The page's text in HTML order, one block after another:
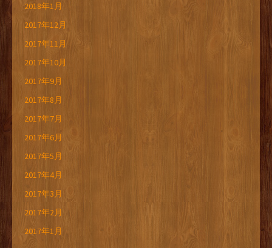
2018年1月
2017年12月
2017年11月
2017年10月
2017年9月
2017年8月
2017年7月
2017年6月
2017年5月
2017年4月
2017年3月
2017年2月
2017年1月